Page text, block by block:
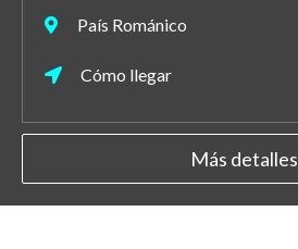
País Románico
Cómo llegar
Más detalles